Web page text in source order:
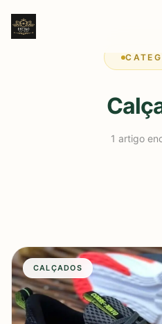
1 artigo
CALÇADOS